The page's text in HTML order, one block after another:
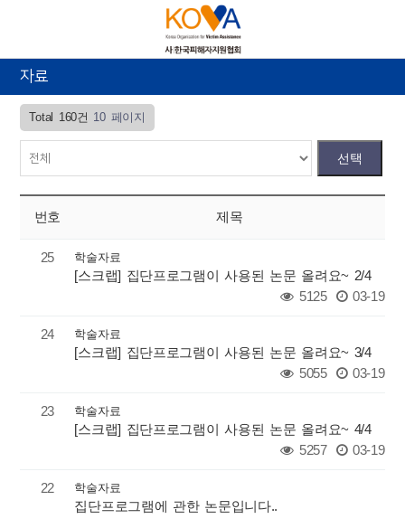
자료
Total 160건 10 페이지
번호 제목
25 학술자료
[스크랩] 집단프로그램이 사용된 논문 올려요~ 2/4
5125
03-19
24 학술자료
[스크랩] 집단프로그램이 사용된 논문 올려요~ 3/4
5055
03-19
23 학술자료
[스크랩] 집단프로그램이 사용된 논문 올려요~ 4/4
5257
03-19
22 학술자료
집단프로그램에 관한 논문입니다..